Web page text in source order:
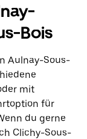
Bois
Aulnay-Sous-
mit
für
du gerne
Clichy-Sous-